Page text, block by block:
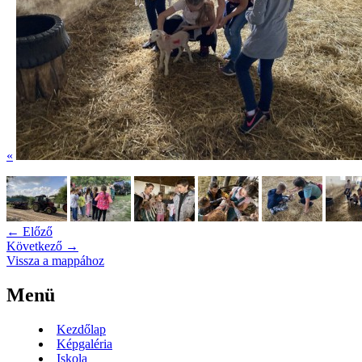
«
← Előző
Következő →
Vissza a mappához
Menü
Kezdőlap
Képgaléria
Iskola